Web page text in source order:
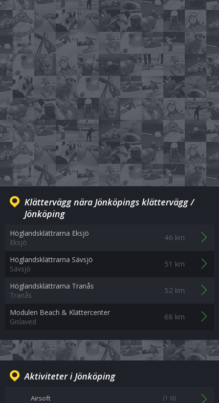
Klättervägg nära Jönköpings klättervägg /
Jönköping
Höglandsklättrarna Eksjö
Eksjö
46 km
Höglandsklättrarna Sävsjö
Sävsjö
51 km
Höglandsklättrarna Tranås
Tranås
52 km
Modulen Beach & Klättercenter
Gislaved
68 km
Aktiviteter i Jönköping
Airsoft (1 st)